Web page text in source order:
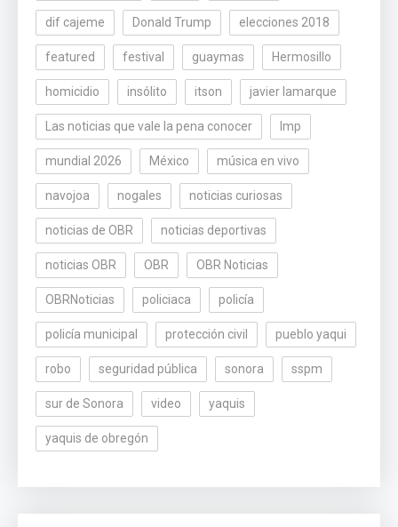
dif cajeme Donald Trump elecciones 2018
featured festival guaymas Hermosillo
homicidio insólito itson javier lamarque
Las noticias que vale la pena conocer lmp
mundial 2026 México música en vivo
navojoa nogales noticias curiosas
noticias de OBR noticias deportivas
noticias OBR OBR OBR Noticias
OBRNoticias policiaca policía
policía municipal protección civil pueblo yaqui
robo seguridad pública sonora sspm
sur de Sonora video yaquis
yaquis de obregón